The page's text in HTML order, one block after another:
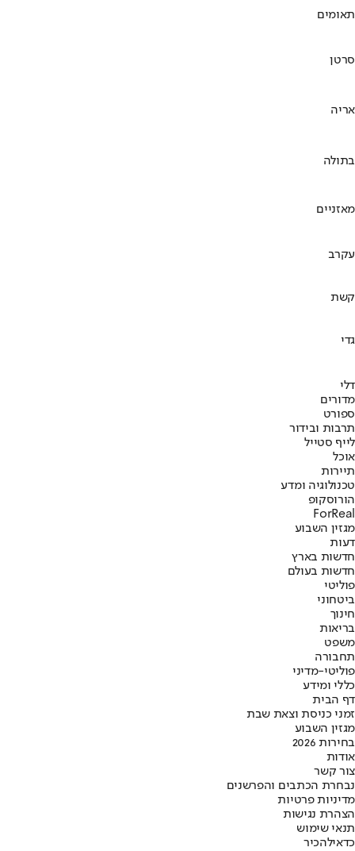
תאומים
סרטן
אריה
בתולה
מאזניים
עקרב
קשת
גדי
דלי
מדורים
ספורט
תרבות ובידור
לייף סטייל
אוכל
תיירות
טכנולוגיה ומדע
הורוסקופ
ForReal
מגזין השבוע
דעות
חדשות בארץ
חדשות בעולם
פוליטי
ביטחוני
חינוך
בריאות
משפט
תחבורה
פוליטי-מדיני
כללי ומידע
דף הבית
זמני כניסת וצאת שבת
מגזין השבוע
בחירות 2026
אודות
צור קשר
נבחרת הכתבים והפרשנים
מדיניות פרטיות
הצהרת נגישות
תנאי שימוש
כדאילהכיר